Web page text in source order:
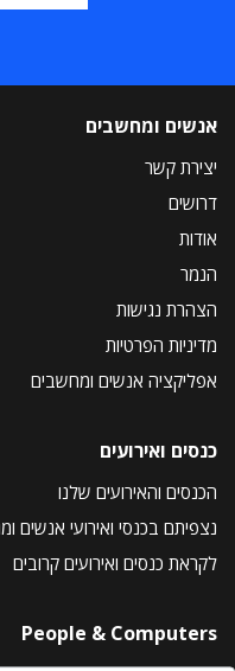
אנשים ומחשבים
יצירת קשר
דרושים
אודות
הנמר
הצהרת נגישות
מדיניות הפרטיות
אפליקציה אנשים ומחשבים
כנסים ואירועים
הכנסים והאירועים שלנו
נצפיתם בכנסי ואירועי אנשים
לקראת כנסים ואירועים קרובים
People & Computers